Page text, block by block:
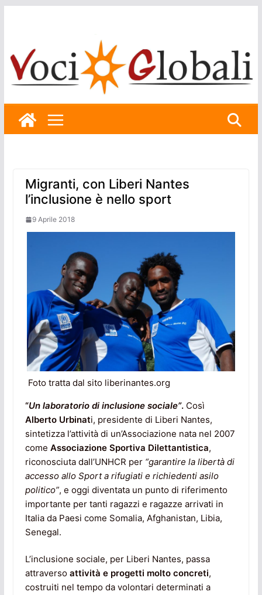
Migranti, con Liberi Nantes
l’inclusione è nello sport
9 Aprile 2018
Foto tratta dal sito liberinantes.org
“Un laboratorio di inclusione sociale”.Così
Alberto Urbinati, presidente di Liberi Nantes,
sintetizza l’attività di un’Associazione nata nel 2007
come Associazione Sportiva Dilettantistica,
riconosciuta dall’UNHCR per “garantire la libertà di
accesso allo Sport a rifugiati e richiedenti asilo
politico”, e oggi diventata un punto di riferimento
importante per tanti ragazzi e ragazze arrivati in
Italia da Paesi come Somalia, Afghanistan, Libia,
Senegal.
L’inclusione sociale, per Liberi Nantes, passa
attraverso attività e progetti molto concreti,
costruiti nel tempo da volontari determinati a